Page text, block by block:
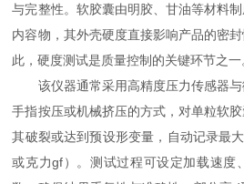
与完整性。软胶囊由明胶、甘油等材料
内容物，其外壳硬度直接影响产品的密
此，硬度测试是质量控制的关键环节之一
该仪器通常采用高精度压力传感器与
手指按压或机械挤压的方式，对单粒软
其破裂或达到预设形变量，自动记录最
或克力gf）。测试过程可设定加载速度